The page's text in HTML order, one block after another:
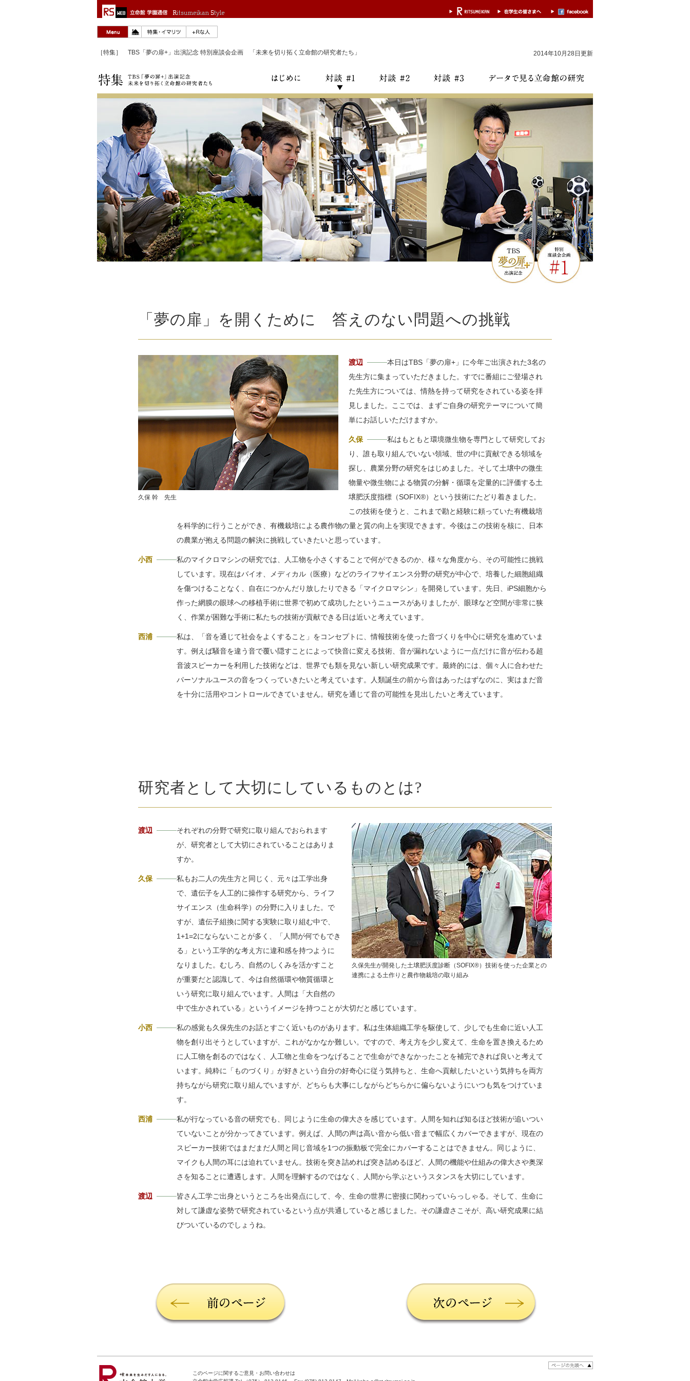
［特集］ TBS「夢の扉+」出演記念 特別座談会企画 「未来を切り拓く立命館の研究者たち」 2014年10月28日更新
「夢の扉」を開くために 答えのない問題への挑戦
久保 幹 先生
渡辺
本日はTBS「夢の扉+」に今年ご出演された3名の
先生方に集まっていただきました。すでに番組にご登場され
た先生方については、情熱を持って研究をされている姿を拝
見しました。ここでは、まずご自身の研究テーマについて簡
単にお話しいただけますか。
久保
私はもともと環境微生物を専門として研究してお
り、誰も取り組んでいない領域、世の中に貢献できる領域を
探し、農業分野の研究をはじめました。そして土壌中の微生
物量や微生物による物質の分解・循環を定量的に評価する土
壌肥沃度指標（SOFIX®）という技術にたどり着きました。
この技術を使うと、これまで勘と経験に頼っていた有機栽培
を科学的に行うことができ、有機栽培による農作物の量と質の向上を実現できます。今後はこの技術を核に、日本
の農業が抱える問題の解決に挑戦していきたいと思っています。
小西
私のマイクロマシンの研究では、人工物を小さくすることで何ができるのか、様々な角度から、その可能性に挑戦
しています。現在はバイオ、メディカル（医療）などのライフサイエンス分野の研究が中心で、培養した細胞組織
を傷つけることなく、自在につかんだり放したりできる「マイクロマシン」を開発しています。先日、iPS細胞から
作った網膜の眼球への移植手術に世界で初めて成功したというニュースがありましたが、眼球など空間が非常に狭
く、作業が困難な手術に私たちの技術が貢献できる日は近いと考えています。
西浦
私は、「音を通じて社会をよくすること」をコンセプトに、情報技術を使った音づくりを中心に研究を進めていま
す。例えば騒音を違う音で覆い隠すことによって快音に変える技術、音が漏れないように一点だけに音が伝わる超
音波スピーカーを利用した技術などは、世界でも類を見ない新しい研究成果です。最終的には、個々人に合わせた
パーソナルユースの音をつくっていきたいと考えています。人類誕生の前から音はあったはずなのに、実はまだ音
を十分に活用やコントロールできていません。研究を通じて音の可能性を見出したいと考えています。
研究者として大切にしているものとは?
久保先生が開発した土壌肥沃度診断（SOFIX®）技術を使った企業との
連携による土作りと農作物栽培の取り組み
渡辺
それぞれの分野で研究に取り組んでおられます
が、研究者として大切にされていることはありま
すか。
久保
私もお二人の先生方と同じく、元々は工学出身
で、遺伝子を人工的に操作する研究から、ライフ
サイエンス（生命科学）の分野に入りました。で
すが、遺伝子組換に関する実験に取り組む中で、
1+1=2にならないことが多く、「人間が何でもでき
る」という工学的な考え方に違和感を持つように
なりました。むしろ、自然のしくみを活かすこと
が重要だと認識して、今は自然循環や物質循環と
いう研究に取り組んでいます。人間は「大自然の
中で生かされている」というイメージを持つことが大切だと感じています。
小西
私の感覚も久保先生のお話とすごく近いものがあります。私は生体組織工学を駆使して、少しでも生命に近い人工
物を創り出そうとしていますが、これがなかなか難しい。ですので、考え方を少し変えて、生命を置き換えるため
に人工物を創るのではなく、人工物と生命をつなげることで生命ができなかったことを補完できれば良いと考えて
います。純粋に「ものづくり」が好きという自分の好奇心に従う気持ちと、生命へ貢献したいという気持ちを両方
持ちながら研究に取り組んでいますが、どちらも大事にしながらどちらかに偏らないようにいつも気をつけていま
す。
西浦
私が行なっている音の研究でも、同じように生命の偉大さを感じています。人間を知れば知るほど技術が追いつい
ていないことが分かってきています。例えば、人間の声は高い音から低い音まで幅広くカバーできますが、現在の
スピーカー技術ではまだまだ人間と同じ音域を1つの振動板で完全にカバーすることはできません。同じように、
マイクも人間の耳には迫れていません。技術を突き詰めれば突き詰めるほど、人間の機能や仕組みの偉大さや奥深
さを知ることに遭遇します。人間を理解するのではなく、人間から学ぶというスタンスを大切にしています。
渡辺
皆さん工学ご出身というところを出発点にして、今、生命の世界に密接に関わっていらっしゃる。そして、生命に
対して謙虚な姿勢で研究されているという点が共通していると感じました。その謙虚さこそが、高い研究成果に結
びついているのでしょうね。
このページに関するご意見・お問い合わせは